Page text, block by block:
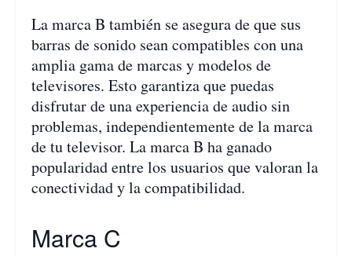
La marca B también se asegura de que sus
barras de sonido sean compatibles con una
amplia gama de marcas y modelos de
televisores. Esto garantiza que puedas
disfrutar de una experiencia de audio sin
problemas, independientemente de la marca
de tu televisor. La marca B ha ganado
popularidad entre los usuarios que valoran la
conectividad y la compatibilidad.
Marca C